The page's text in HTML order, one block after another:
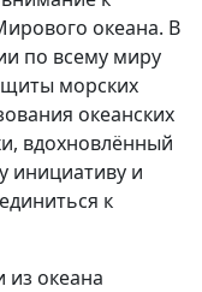
океана. В
по всему миру
морских
океанских
вдохновлённый
инициативу и
к
из океана